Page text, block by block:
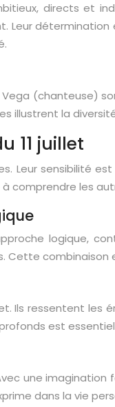
directs et
Leur
(chanteuse)
illustrent la
11 juillet
Leur sensibilité
les
logique,
Ils ressentent
est
une
dans la vie